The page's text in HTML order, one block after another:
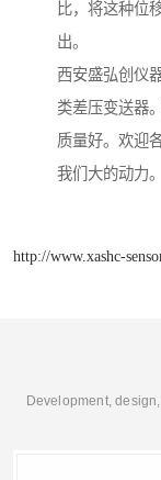
比，将这种位
出。
西安盛弘创仪
类差压变送器
质量好。欢迎
我们大的动力。
http://www.xashc-
Development,